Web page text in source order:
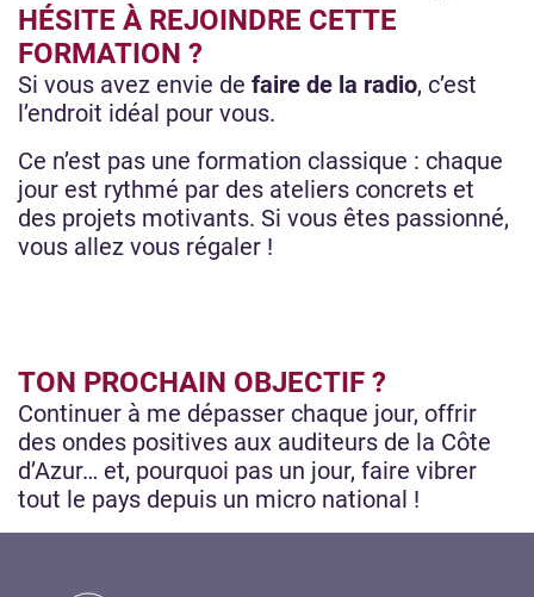
HÉSITE À REJOINDRE CETTE
FORMATION ?
Si vous avez envie de faire de la radio, c’est
l’endroit idéal pour vous.
Ce n’est pas une formation classique : chaque
jour est rythmé par des ateliers concrets et
des projets motivants. Si vous êtes passionné,
vous allez vous régaler !
TON PROCHAIN OBJECTIF ?
Continuer à me dépasser chaque jour, offrir
des ondes positives aux auditeurs de la Côte
d’Azur… et, pourquoi pas un jour, faire vibrer
tout le pays depuis un micro national !